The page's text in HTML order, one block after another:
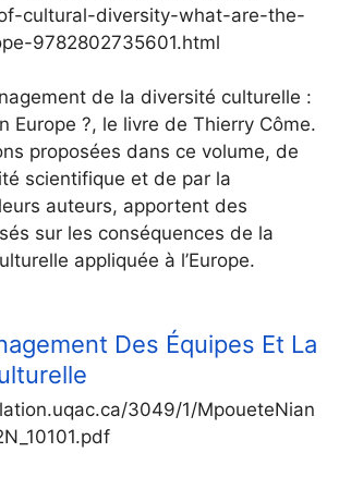
cultural-diversity-what-are-the-
9782802735601.html
de la diversité culturelle :
Europe ?, le livre de Thierry Côme.
proposées dans ce volume, de
scientifique et de par la
auteurs, apportent des
sur les conséquences de la
appliquée à l’Europe.
Des Équipes Et La
3049/1/MpoueteNian